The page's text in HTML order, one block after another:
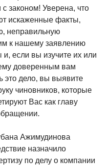
с законом! Уверена, что
искаженные факты,
неправильную
к нашему заявлению
если вы изучите их или
доверенным вам
это дело, вы выявите
чиновников, которые
Вас как главу
Ажимудинова
назначило
по делу о компании